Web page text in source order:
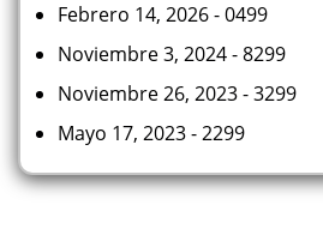
Febrero 14, 2026 - 0499
Noviembre 3, 2024 - 8299
Noviembre 26, 2023 - 3299
Mayo 17, 2023 - 2299